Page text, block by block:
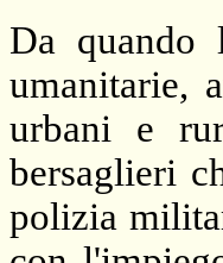
Da quando
umanitarie,
urbani e
bersaglieri
polizia